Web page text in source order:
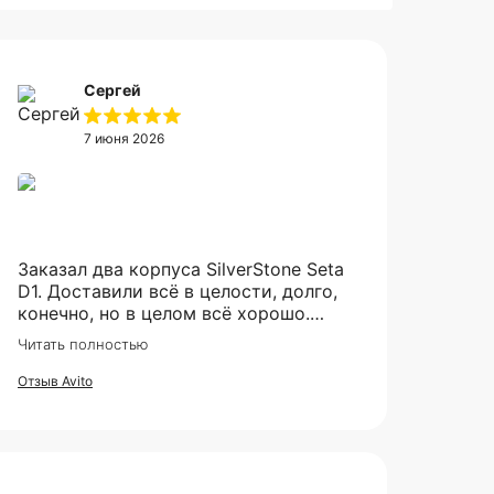
Сергей
7 июня 2026
Заказал два корпуса SilverStone Seta
D1. Доставили всё в целости, долго,
конечно, но в целом всё хорошо.
Рекомендую продавца.
Читать полностью
Отзыв Avito